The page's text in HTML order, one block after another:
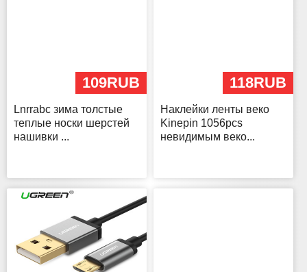
109RUB
Lnrrabc зима толстые
теплые носки шерстей
нашивки ...
118RUB
Наклейки ленты веко
Kinepin 1056pcs
невидимым веко...